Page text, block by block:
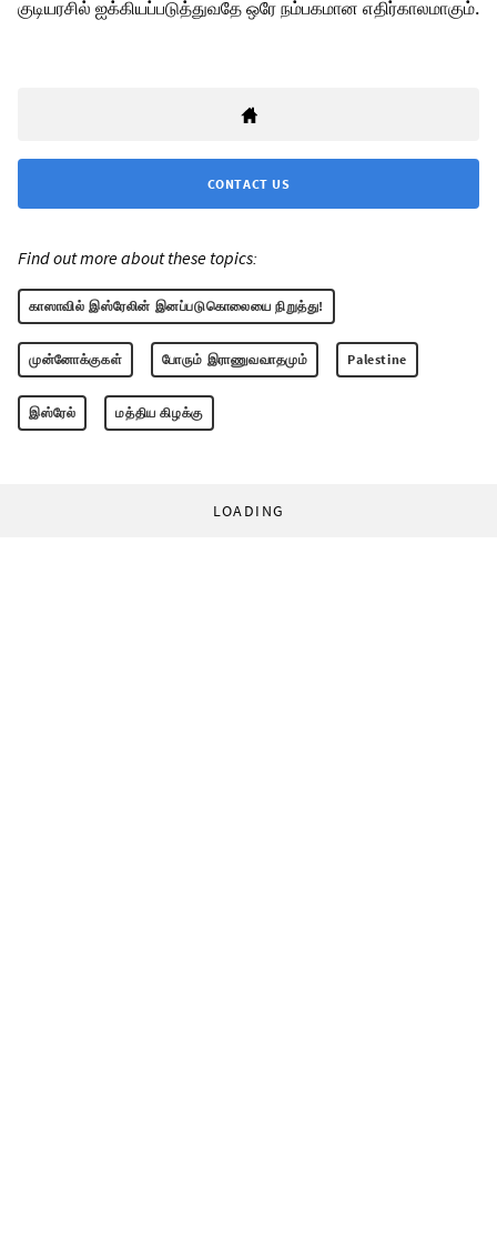
குடியரசில் ஐக்கியப்படுத்துவதே ஒரே நம்பகமான எதிர்காலமாகும்.
CONTACT US
Find out more about these topics:
காஸாவில் இஸ்ரேலின் இனப்படுகொலையை நிறுத்து!
முன்னோக்குகள் போரும் இராணுவவாதமும் Palestine
இஸ்ரேல் மத்திய கிழக்கு
LOADING